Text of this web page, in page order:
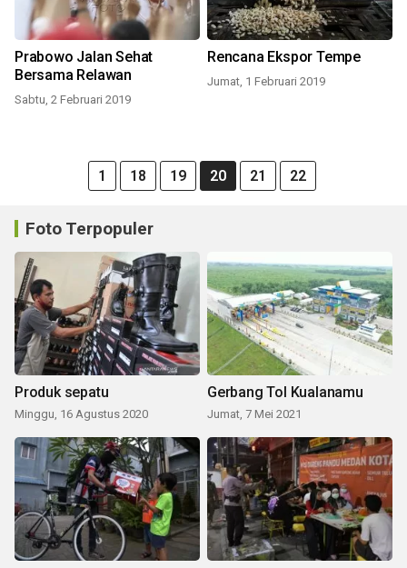
Prabowo Jalan Sehat
Bersama Relawan
Sabtu, 2 Februari 2019
Rencana Ekspor Tempe
Jumat, 1 Februari 2019
1 18 19 20 21 22
Foto Terpopuler
Produk sepatu
Minggu, 16 Agustus 2020
Gerbang Tol Kualanamu
Jumat, 7 Mei 2021